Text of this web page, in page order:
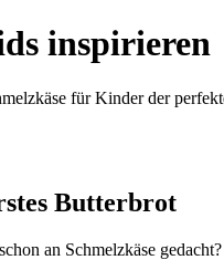
inspirieren
für Kinder der
Butterbrot
an Schmelzkäse gedacht?